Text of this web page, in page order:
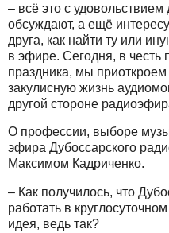
– всё это с
обсуждают, а ещё
друга, как найти ту или
в эфире. Сегодня, в честь
праздника, мы
закулисную жизнь
другой стороне
О профессии, выборе
эфира Дубоссарского
Максимом Кадриченко.
– Как получилось, что
работать в
идея, ведь так?